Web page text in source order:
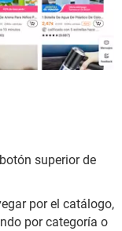
superior de
por el catálogo,
por categoría o